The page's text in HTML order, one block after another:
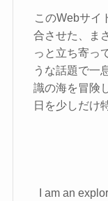
このWebサイ
合させた、ま
っと立ち寄っ
うな話題で一
識の海を冒険
日を少しだけ
I am an